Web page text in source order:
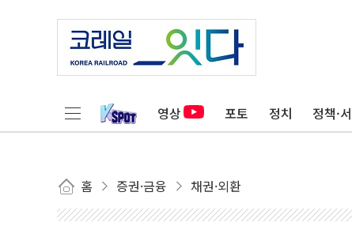
영상 포토 정치 정책·
홈 증권·금융 채권·외환